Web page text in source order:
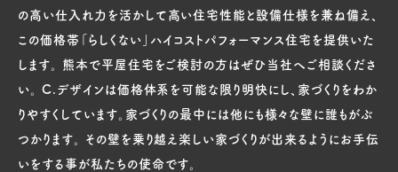
の高い仕入れ力を活かして高い住宅性能と設備仕様を兼ね備え、
この価格帯「らしくない」ハイコストパフォーマンス住宅を提供いた
します。 熊本で平屋住宅をご検討の方はぜひ当社へご相談くださ
い。 C.デザインは価格体系を可能な限り明快にし、家づくりをわか
りやすくしています。家づくりの最中には他にも様々な壁に誰もがぶ
つかります。 その壁を乗り越え楽しい家づくりが出来るようにお手伝
いをする事が私たちの使命です。